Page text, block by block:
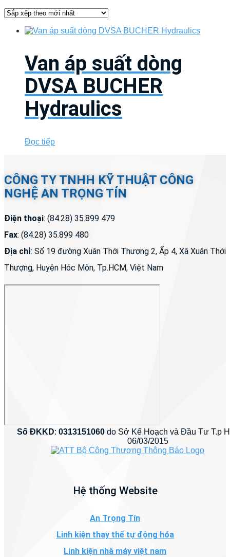
Van áp suất dòng
DVSA BUCHER
Hydraulics
Đọc tiếp
CÔNG TY TNHH KỸ THUẬT CÔNG
NGHỆ AN TRỌNG TÍN
Điện thoại: (84.28) 35.899 479
Fax: (84.28) 35.899 480
Địa chỉ: Số 19 đường Xuân Thới Thượng 2, Ấp 4, Xã Xuân Thới
Thượng, Huyện Hóc Môn, Tp.HCM, Việt Nam
Số ĐKKD:0313151060 do Sở Kế Hoạch và Đầu Tư T.p
06/03/2015
Hệ thống Website
An Trọng Tín
Linh kiện thay thế tự động hóa
Linh kiện nhà máy việt nam